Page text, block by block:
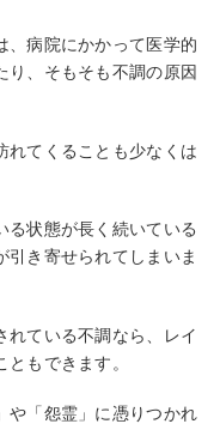
、病院にかかって医学的
り、そもそも不調の原因
れてくることも少なくは
る状態が長く続いている
引き寄せられてしまいま
れている不調なら、レイ
もできます。
や「怨霊」に憑りつかれ